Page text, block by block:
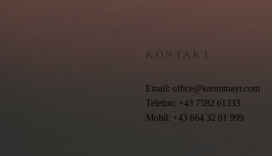
KONTAKT
Email: office@krennmayr.com
Telefon: +43 7582 61333
Mobil: +43 664 32 01 999